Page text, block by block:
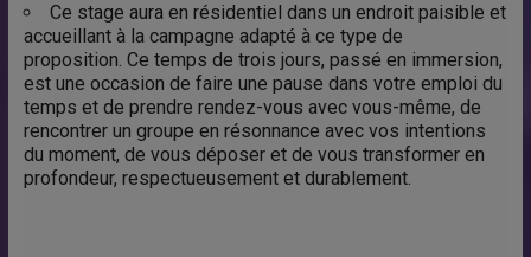
Ce stage aura en résidentiel dans un endroit paisible et
accueillant à la campagne adapté à ce type de
proposition. Ce temps de trois jours, passé en immersion,
est une occasion de faire une pause dans votre emploi du
temps et de prendre rendez-vous avec vous-même, de
rencontrer un groupe en résonnance avec vos intentions
du moment, de vous déposer et de vous transformer en
profondeur, respectueusement et durablement.